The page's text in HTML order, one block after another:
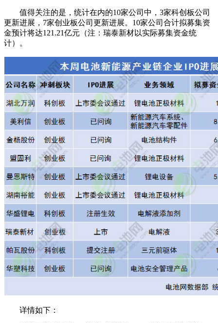
值得关注的是，统计在内的10家公司中，3家科创板公司
更新进展，7家创业板公司更新进展。10家公司合计拟募集资
金预计将达121.21亿元（注：瑞泰新材以实际募集资金统
计）。
详情如下：